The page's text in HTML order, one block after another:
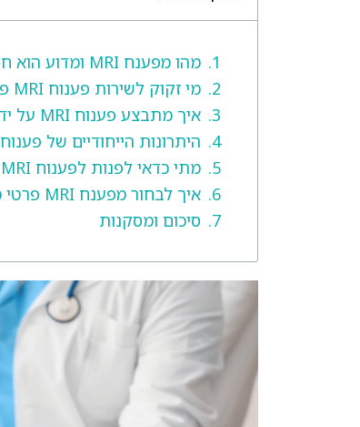
מהו מפענח MRI ומדוע הוא חשוב?
מי זקוק לשירות פענוח MRI פרטי?
איך מתבצע פענוח MRI על ידי פרופ' חן הופמן?
היתרונות הייחודיים של פענוח MRI פרטי אצל פרופ' חן הופמן
מתי כדאי לפנות לפענוח MRI פרטי ולא להסתפק בפענוח ציבורי?
איך לבחור מפענח MRI פרטי מקצועי ואמין?
סיכום ומסקנות